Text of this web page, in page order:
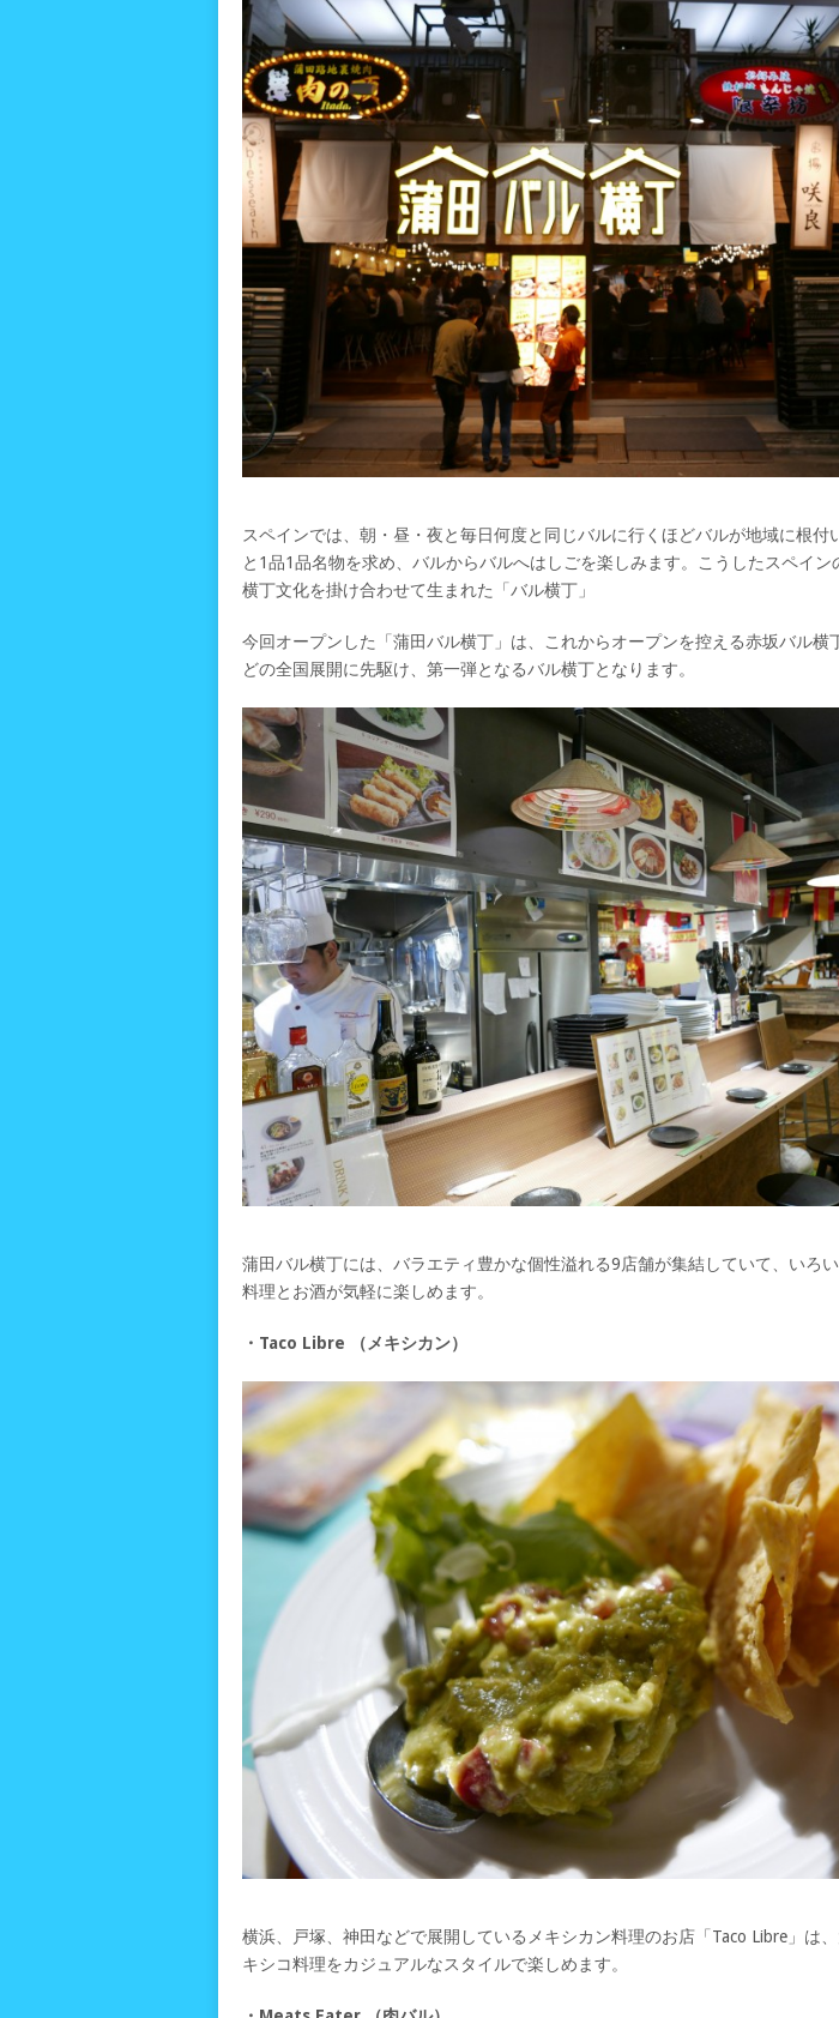
スペインでは、朝・昼・夜と毎日何度と同じバルに行くほどバルが地域に根付
と1品1品名物を求め、バルからバルへはしごを楽しみます。こうしたスペイン
横丁文化を掛け合わせて生まれた「バル横丁」
今回オープンした「蒲田バル横丁」は、これからオープンを控える赤坂バル横
どの全国展開に先駆け、第一弾となるバル横丁となります。
蒲田バル横丁には、バラエティ豊かな個性溢れる9店舗が集結していて、いろ
料理とお酒が気軽に楽しめます。
・Taco Libre （メキシカン）
横浜、戸塚、神田などで展開しているメキシカン料理のお店「Taco Libre」は
キシコ料理をカジュアルなスタイルで楽しめます。